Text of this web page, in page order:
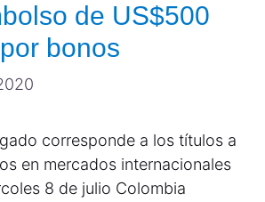
de US$500
bonos
corresponde a los títulos a
en mercados internacionales
8 de julio Colombia